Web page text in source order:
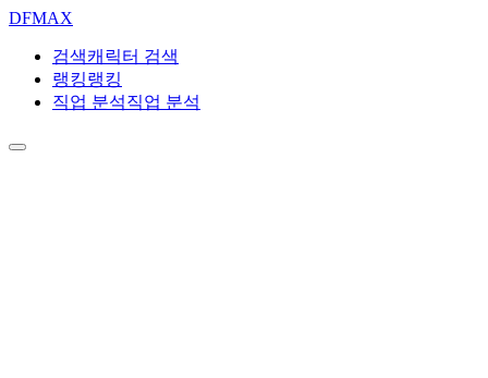
DFMAX
검색캐릭터 검색
랭킹랭킹
직업 분석직업 분석